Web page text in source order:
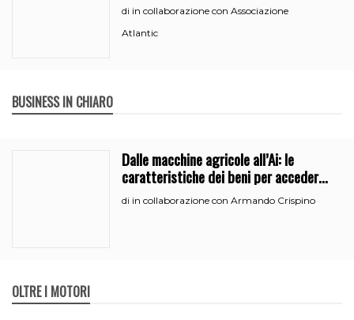
di in collaborazione con Associazione
Atlantic
BUSINESS IN CHIARO
Dalle macchine agricole all’Ai: le
caratteristiche dei beni per accedere
all’iperammortamento
di in collaborazione con Armando Crispino
OLTRE I MOTORI